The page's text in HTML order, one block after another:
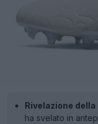
Rivelazione
ha svelato in